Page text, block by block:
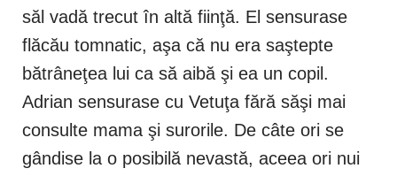
săl vadă trecut în altă fiinţă. El sensurase
flăcău tomnatic, aşa că nu era saştepte
bătrâneţea lui ca să aibă şi ea un copil.
Adrian sensurase cu Vetuţa fără săşi mai
consulte mama şi surorile. De câte ori se
gândise la o posibilă nevastă, aceea ori nui